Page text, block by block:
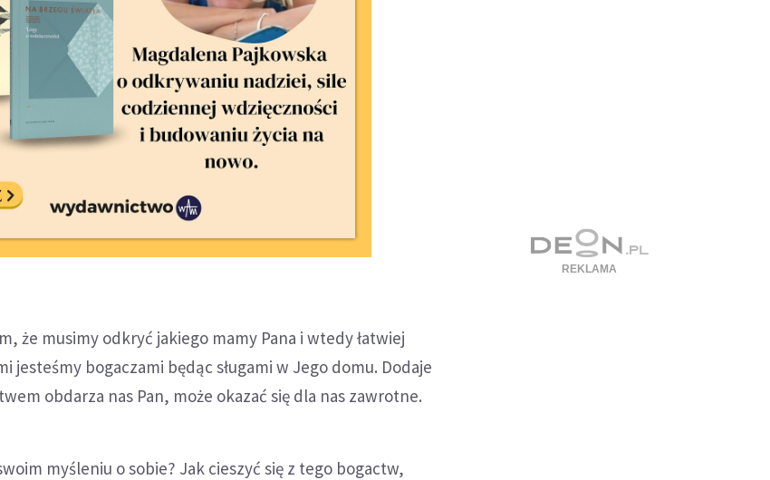
że musimy odkryć jakiego mamy Pana i wtedy łatwiej
jesteśmy bogaczami będąc sługami w Jego domu. Dodaje
obdarza nas Pan, może okazać się dla nas zawrotne.
myśleniu o sobie? Jak cieszyć się z tego bogactw,